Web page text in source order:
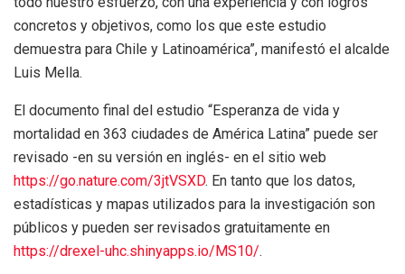
concretos y objetivos, como los que este estudio
demuestra para Chile y Latinoamérica”, manifestó el alcalde
Luis Mella.
El documento final del estudio “Esperanza de vida y
mortalidad en 363 ciudades de América Latina” puede ser
revisado -en su versión en inglés- en el sitio web
https://go.nature.com/3jtVSXD. En tanto que los datos,
estadísticas y mapas utilizados para la investigación son
públicos y pueden ser revisados gratuitamente en
https://drexel-uhc.shinyapps.io/MS10/.